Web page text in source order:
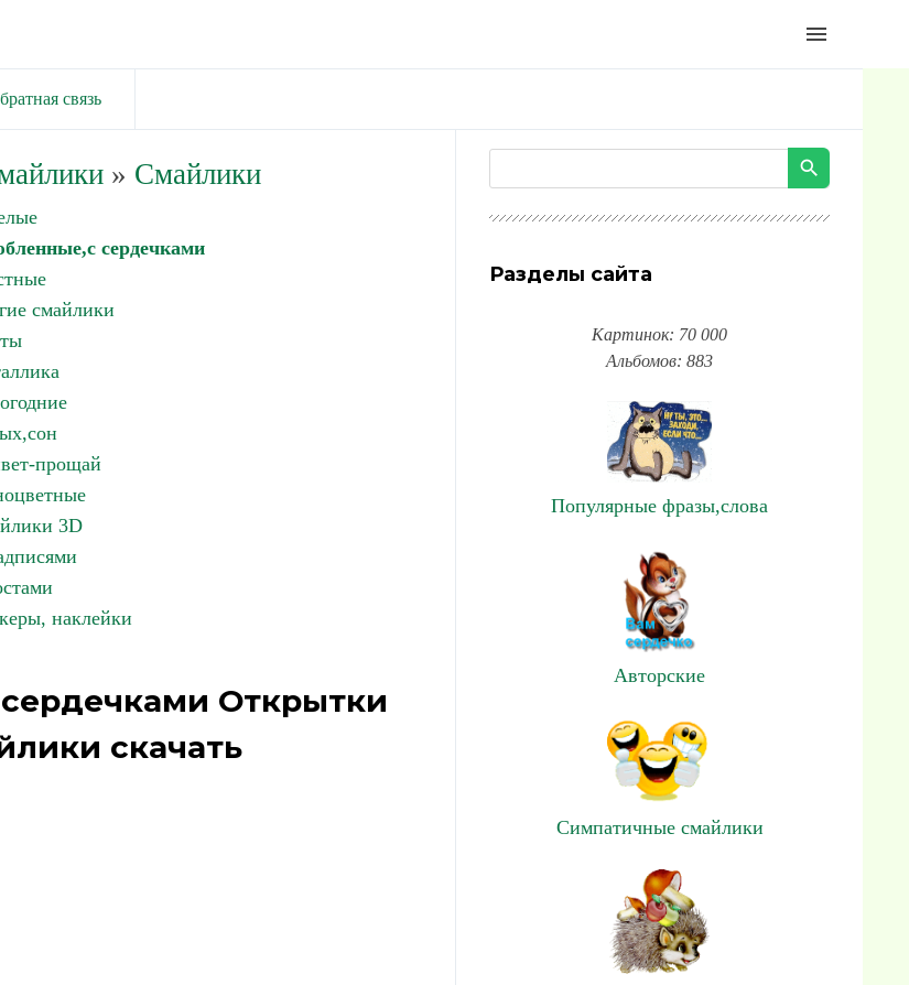
menu
связь
» Смайлики
сердечками
смайлики
прощай
3D
наклейки
Открытки
скачать
Разделы сайта
Картинок: 70 000
Альбомов: 883
Популярные фразы,слова
Авторские
Симпатичные смайлики